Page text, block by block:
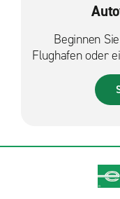
Beginnen
Flughafen oder